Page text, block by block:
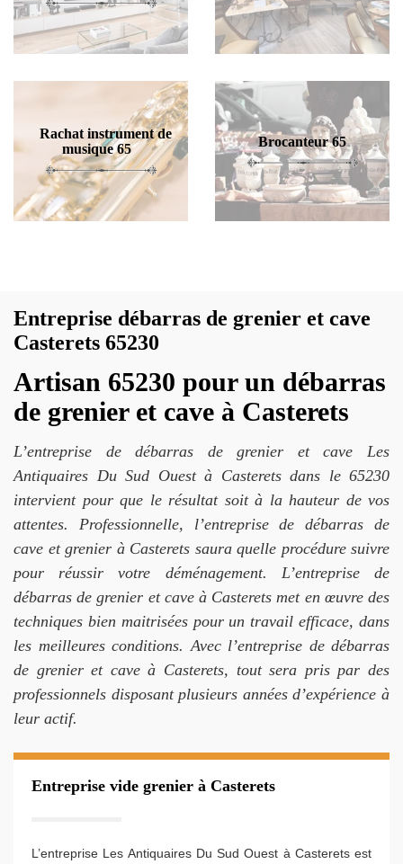
Rachat instrument de
musique 65
Brocanteur 65
Entreprise débarras de grenier et cave
Casterets 65230
Artisan 65230 pour un débarras
de grenier et cave à Casterets
L’entreprise de débarras de grenier et cave Les
Antiquaires Du Sud Ouest à Casterets dans le 65230
intervient pour que le résultat soit à la hauteur de vos
attentes. Professionnelle, l’entreprise de débarras de
cave et grenier à Casterets saura quelle procédure suivre
pour réussir votre déménagement. L’entreprise de
débarras de grenier et cave à Casterets met en œuvre des
techniques bien maitrisées pour un travail efficace, dans
les meilleures conditions. Avec l’entreprise de débarras
de grenier et cave à Casterets, tout sera pris par des
professionnels disposant plusieurs années d’expérience à
leur actif.
Entreprise vide grenier à Casterets
L’entreprise Les Antiquaires Du Sud Ouest à Casterets est